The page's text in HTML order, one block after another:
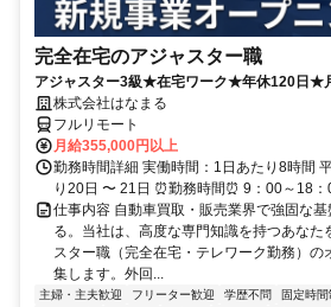
完全在宅のアジャスター職
アジャスター3級★在宅ワーク★年休120日★
株式会社はなまる
フルリモート
月給355,000円以上
勤務時間詳細 実働時間：1日あたり8時間
り20日 〜 21日 ⏰勤務時間⏰ 9：00～18：
仕事内容 自動車買取・販売業界で強固な
る。当社は、高度な専門知識を持つあなた
スター職（完全在宅・テレワーク勤務）の
集します。外回...
主婦・主夫歓迎 フリーター歓迎 学歴不問 固定時間